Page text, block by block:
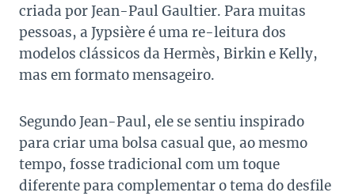
criada por Jean-Paul Gaultier. Para muitas
pessoas, a Jypsière é uma re-leitura dos
modelos clássicos da Hermès, Birkin e Kelly,
mas em formato mensageiro.
Segundo Jean-Paul, ele se sentiu inspirado
para criar uma bolsa casual que, ao mesmo
tempo, fosse tradicional com um toque
diferente para complementar o tema do desfile